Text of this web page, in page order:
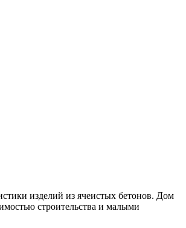
изделий из ячеистых бетонов. Дом
строительства и малыми